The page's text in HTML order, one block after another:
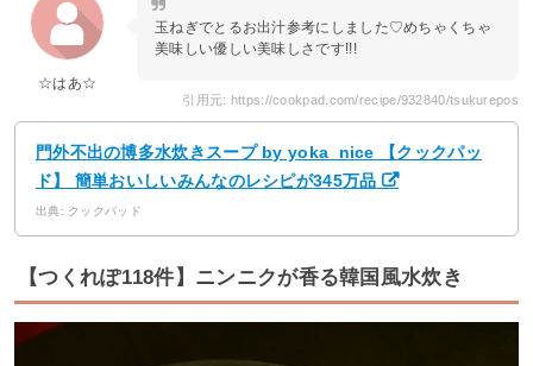
☆はあ☆
玉ねぎでとるお出汁参考にしました♡めちゃくちゃ
美味しい優しい美味しさです!!!
引用元: https://cookpad.com/recipe/932840/tsukurepos
門外不出の博多水炊きスープ by yoka_nice 【クックパッ
ド】 簡単おいしいみんなのレシピが345万品
出典: クックパッド
【つくれぽ118件】ニンニクが香る韓国風水炊き